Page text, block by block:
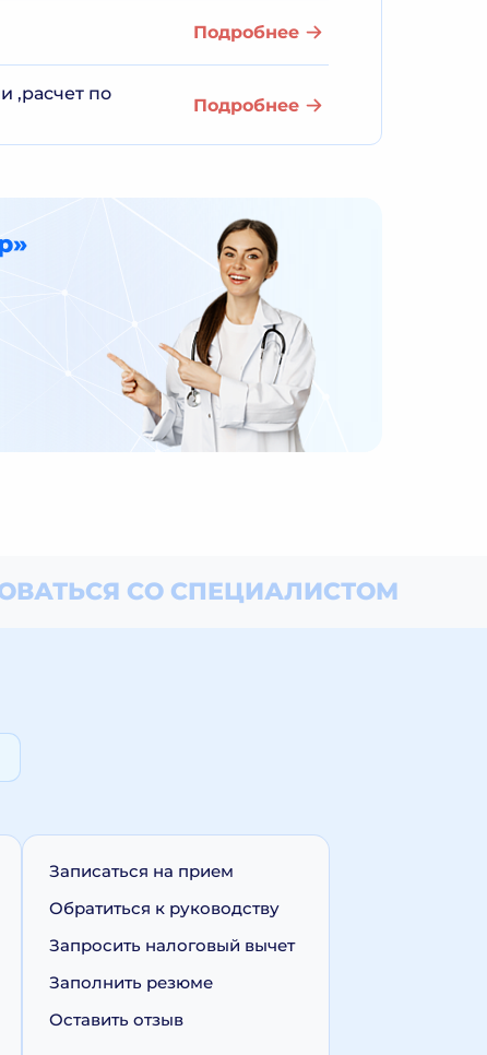
Подробнее
,расчет по
Подробнее
СО СПЕЦИАЛИСТОМ
Записаться на прием
Обратиться к руководству
Запросить налоговый вычет
Заполнить резюме
Оставить отзыв